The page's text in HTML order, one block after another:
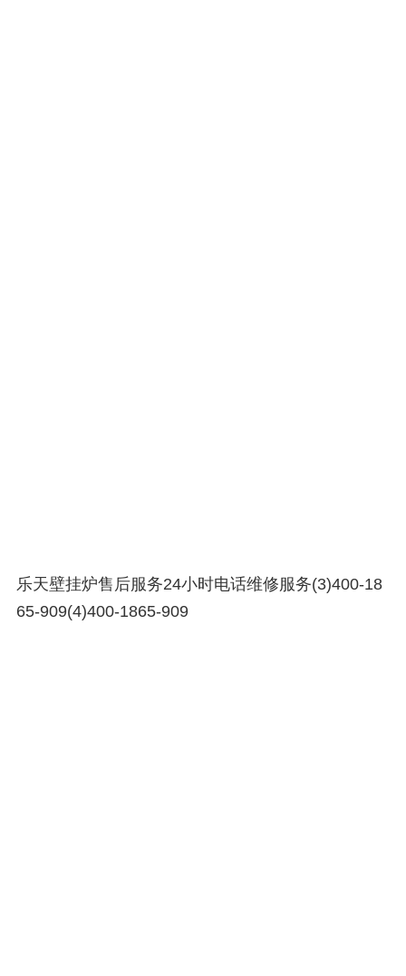
乐天壁挂炉售后服务24小时电话维修服务(3)400-18
65-909(4)400-1865-909